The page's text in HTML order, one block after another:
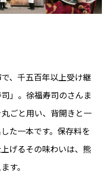
、千五百年以上受け継
」。徐福寿司のさんま
ごと用い、背開きと一
た一本です。保存料を
げるその味わいは、熊
す。